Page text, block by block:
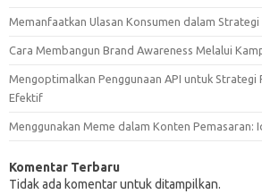
Memanfaatkan Ulasan Konsumen dalam Strategi
Cara Membangun Brand Awareness Melalui
Mengoptimalkan Penggunaan API untuk Strategi
Efektif
Menggunakan Meme dalam Konten Pemasaran:
Komentar Terbaru
Tidak ada komentar untuk ditampilkan.